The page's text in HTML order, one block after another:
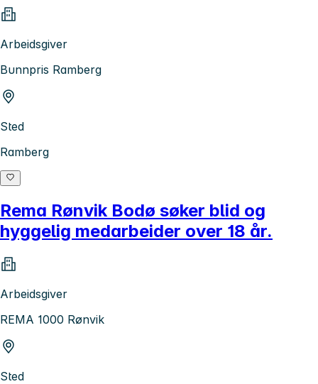
Arbeidsgiver
Bunnpris Ramberg
Sted
Ramberg
Rema Rønvik Bodø søker blid og
hyggelig medarbeider over 18 år.
Arbeidsgiver
REMA 1000 Rønvik
Sted